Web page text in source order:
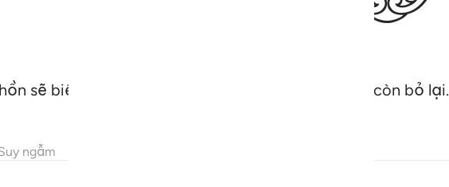
sẽ biết những gì nó đã gởi đi trước và những gì còn bỏ lại.
ngẫm